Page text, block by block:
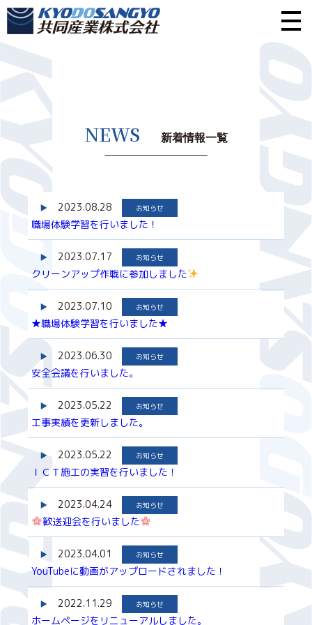
NEWS 新着情報一覧
2023.08.28 お知らせ
職場体験学習を行いました！
2023.07.17 お知らせ
クリーンアップ作戦に参加しました
2023.07.10 お知らせ
★職場体験学習を行いました★
2023.06.30 お知らせ
安全会議を行いました。
2023.05.22 お知らせ
工事実績を更新しました。
2023.05.22 お知らせ
ＩＣＴ施工の実習を行いました！
2023.04.24 お知らせ
歓送迎会を行いました
2023.04.01 お知らせ
YouTubeに動画がアップロードされました！
2022.11.29 お知らせ
ホームページをリニューアルしました。